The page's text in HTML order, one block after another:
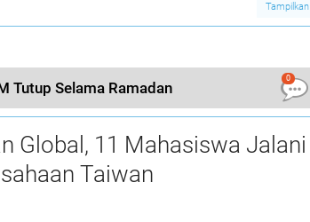
Tampilkan
Tutup Selama Ramadan
0
Global, 11 Mahasiswa Jalani
Taiwan